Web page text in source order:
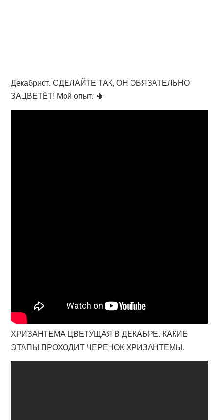
Декабрист. СДЕЛАЙТЕ ТАК, ОН ОБЯЗАТЕЛЬНО
ЗАЦВЕТЁТ! Мой опыт. 🌵
ХРИЗАНТЕМА ЦВЕТУЩАЯ В ДЕКАБРЕ. КАКИЕ
ЭТАПЫ ПРОХОДИТ ЧЕРЕНОК ХРИЗАНТЕМЫ.